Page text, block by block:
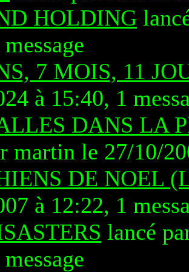
HOLDING
7 MOIS, 11
à 15:40, 1
DANS LA
martin le 27/10/
DE NOEL
à 12:22, 1
lancé